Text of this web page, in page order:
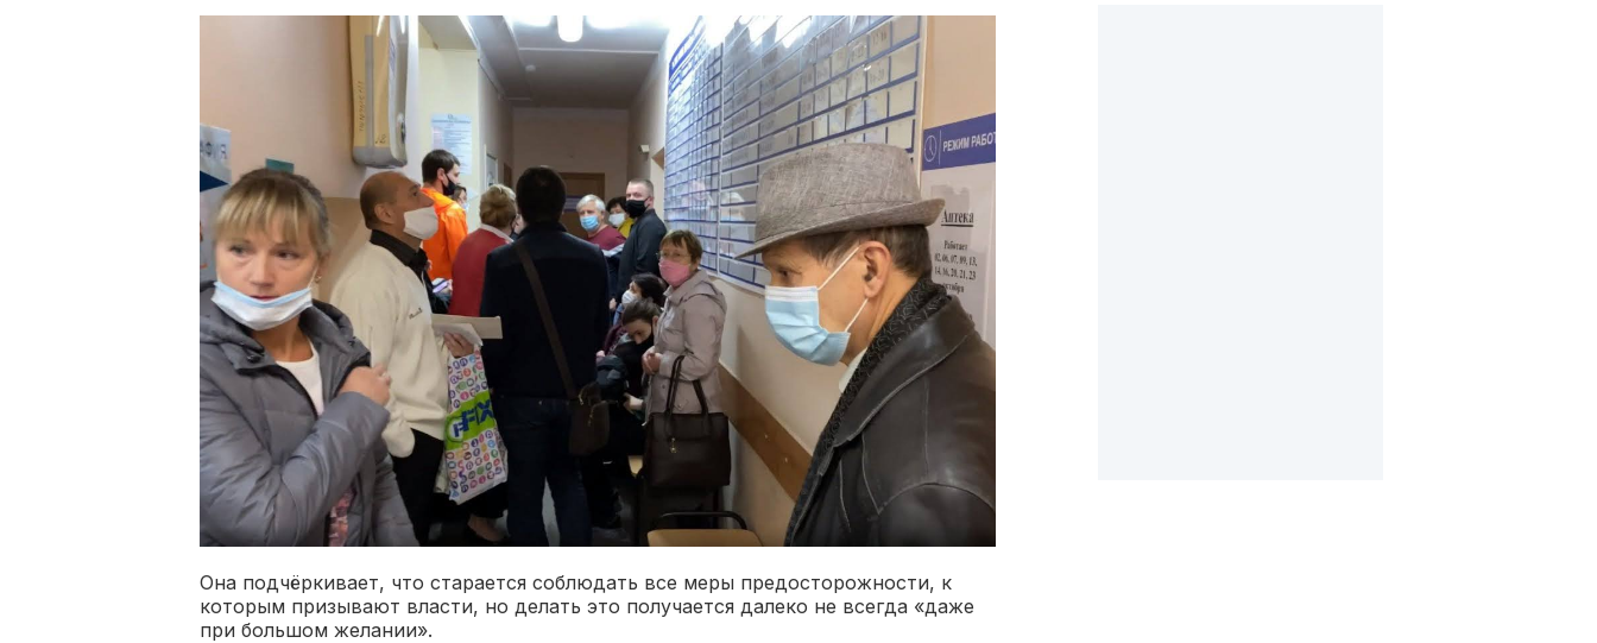
Она подчёркивает, что старается соблюдать все меры предосторожности, к
которым призывают власти, но делать это получается далеко не всегда «даже
при большом желании».